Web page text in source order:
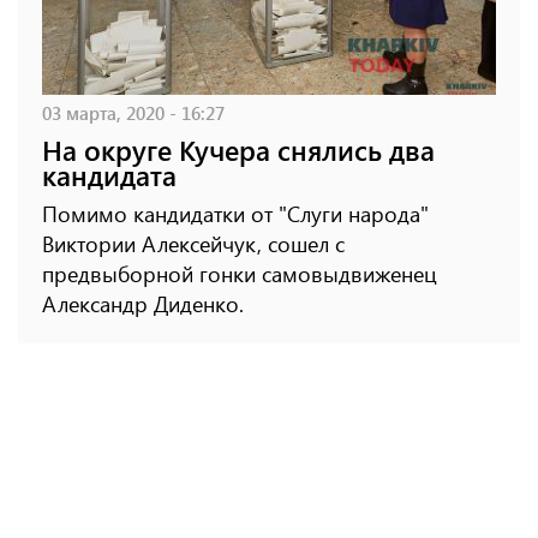
03 марта, 2020 - 16:27
На округе Кучера снялись два
кандидата
Помимо кандидатки от "Слуги народа"
Виктории Алексейчук, сошел с
предвыборной гонки самовыдвиженец
Александр Диденко.